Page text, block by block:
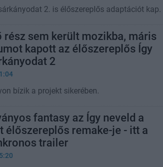
2. is élőszereplős adaptációt kap.
rész sem került mozikba, máris
kapott az élőszereplős Így
2
bízik a projekt sikerében.
fantasy az Így neveld a
élőszereplős remake-je - itt a
trailer